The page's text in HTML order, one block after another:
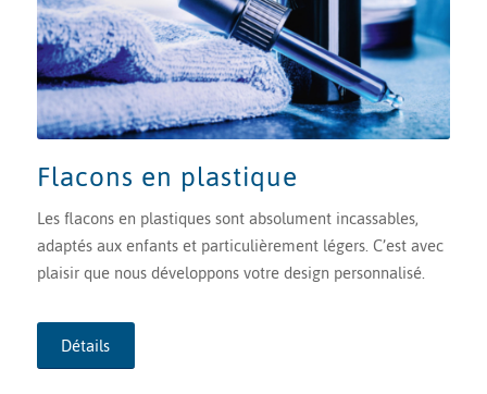
Flacons en plastique
Les flacons en plastiques sont absolument incassables,
adaptés aux enfants et particulièrement légers. C’est avec
plaisir que nous développons votre design personnalisé.
Détails